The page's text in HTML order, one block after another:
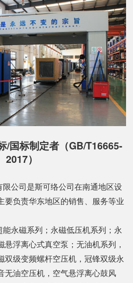
/国标制定者（GB/T16665-
2017）
公司是斯可络公司在南通地区设
要负责华东地区的销售、服务等业
永磁系列；永磁低压机系列；永
悬浮离心式真空泵；无油机系列，
双级变频螺杆空压机，冠锋双级永
无油空压机，空气悬浮离心鼓风